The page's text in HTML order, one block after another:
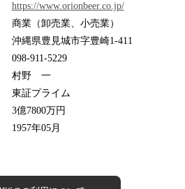
https://www.orionbeer.co.jp/
商業（卸売業、小売業）
沖縄県豊見城市字豊崎1-411
098-911-5229
村野 一
東証プライム
3億7800万円
1957年05月